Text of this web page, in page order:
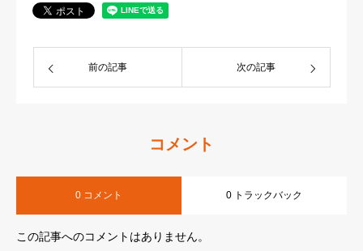
前の記事 次の記事
コメント
0 コメント 0 トラックバック
この記事へのコメントはありません。